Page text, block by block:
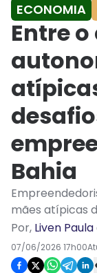
ECONOMIA
Entre
Bahia
mães atípicas
Por, Liven Paula
07/06/2026 17h00